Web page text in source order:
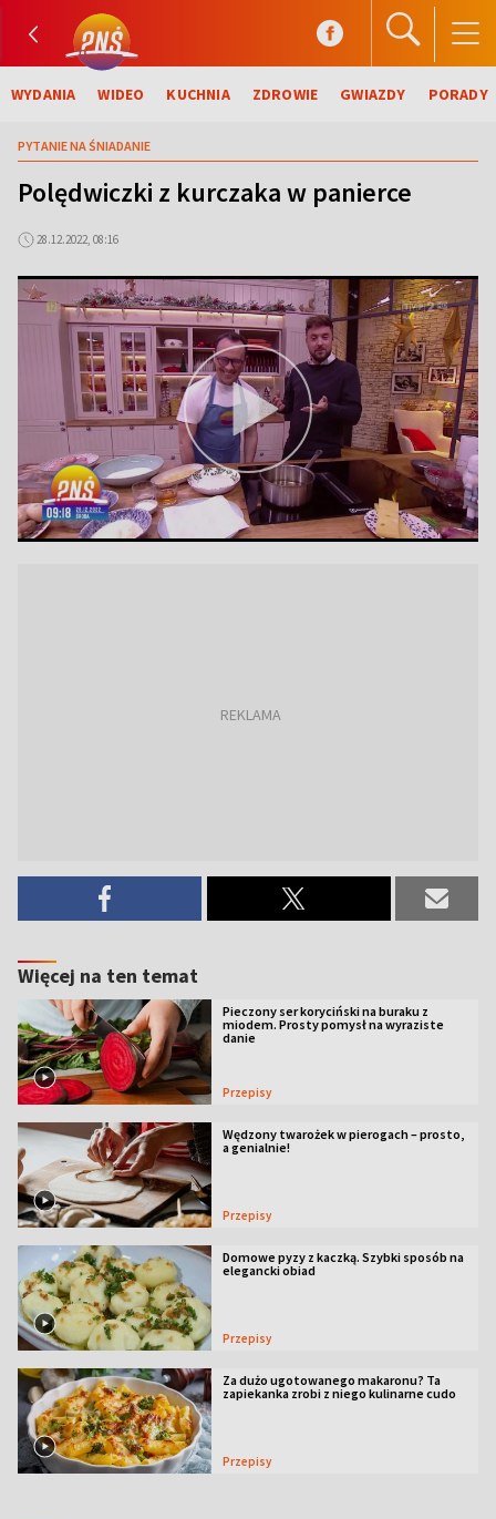
WYDANIA WIDEO KUCHNIA ZDROWIE GWIAZDY PORADY
PYTANIE NA ŚNIADANIE
Polędwiczki z kurczaka w panierce
28.12.2022, 08:16
Więcej na ten temat
Pieczony ser koryciński na buraku z
miodem. Prosty pomysł na wyraziste
danie
Przepisy
Wędzony twarożek w pierogach – prosto,
a genialnie!
Przepisy
Domowe pyzy z kaczką. Szybki sposób na
elegancki obiad
Przepisy
Za dużo ugotowanego makaronu? Ta
zapiekanka zrobi z niego kulinarne cudo
Przepisy